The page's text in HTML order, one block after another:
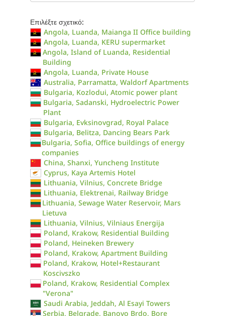
Επιλέξτε σχετικό:
Angola, Luanda, Maianga II Office building
Angola, Luanda, KERU supermarket
Angola, Island of Luanda, Residential
Building
Angola, Luanda, Private House
Australia, Parramatta, Waldorf Apartments
Bulgaria, Kozlodui, Atomic power plant
Bulgaria, Sadanski, Hydroelectric Power
Plant
Bulgaria, Evksinovgrad, Royal Palace
Bulgaria, Belitza, Dancing Bears Park
Bulgaria, Sofia, Office buildings of energy
companies
China, Shanxi, Yuncheng Institute
Cyprus, Kaya Artemis Hotel
Lithuania, Vilnius, Concrete Bridge
Lithuania, Elektrenai, Railway Bridge
Lithuania, Sewage Water Reservoir, Mars
Lietuva
Lithuania, Vilnius, Vilniaus Energija
Poland, Krakow, Residential Building
Poland, Heineken Brewery
Poland, Krakow, Apartment Building
Poland, Krakow, Hotel+Restaurant
Koscivszko
Poland, Krakow, Residential Complex
"Verona"
Saudi Arabia, Jeddah, Al Esayi Towers
Serbia, Belgrade, Banovo Brdo, Bore